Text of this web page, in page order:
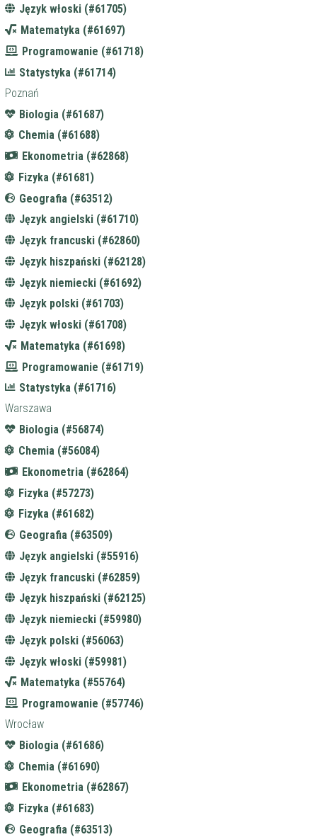
Język włoski (#61705)
Matematyka (#61697)
Programowanie (#61718)
Statystyka (#61714)
Poznań
Biologia (#61687)
Chemia (#61688)
Ekonometria (#62868)
Fizyka (#61681)
Geografia (#63512)
Język angielski (#61710)
Język francuski (#62860)
Język hiszpański (#62128)
Język niemiecki (#61692)
Język polski (#61703)
Język włoski (#61708)
Matematyka (#61698)
Programowanie (#61719)
Statystyka (#61716)
Warszawa
Biologia (#56874)
Chemia (#56084)
Ekonometria (#62864)
Fizyka (#57273)
Fizyka (#61682)
Geografia (#63509)
Język angielski (#55916)
Język francuski (#62859)
Język hiszpański (#62125)
Język niemiecki (#59980)
Język polski (#56063)
Język włoski (#59981)
Matematyka (#55764)
Programowanie (#57746)
Wrocław
Biologia (#61686)
Chemia (#61690)
Ekonometria (#62867)
Fizyka (#61683)
Geografia (#63513)